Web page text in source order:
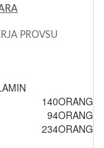
PROVSU
140ORANG
94ORANG
234ORANG